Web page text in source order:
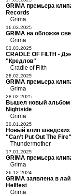
GRIMA премьера
Records
Grima
16.03.2025
GRIMA на обложке
Grima
03.03.2025
CRADLE OF FILTH -
"Кредлов"
Cradle of Filth
28.02.2025
GRIMA премьера
Grima
28.02.2025
Вышел новый альбом
Nightside
Grima
30.01.2025
Новый клип шведских
"Can’t Put Out The Fire"
Thundermother
17.01.2025
GRIMA премьера
Grima
26.12.2024
GRIMA заявлена в
Hellfest
Grima